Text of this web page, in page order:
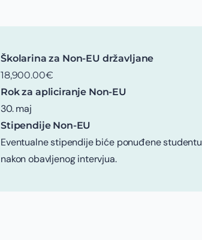
Školarina za Non-EU državljane
18,900.00€
Rok za apliciranje Non-EU
30. maj
Stipendije Non-EU
Eventualne stipendije biće ponuđene studentu
nakon obavljenog intervjua.